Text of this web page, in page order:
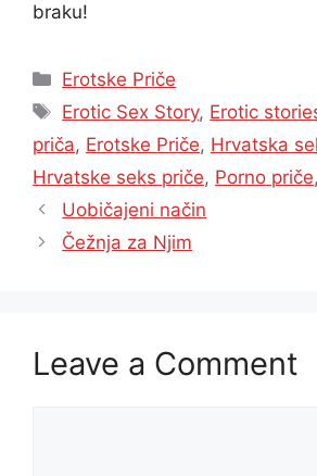
braku!
Categories
Erotske Priče
Tags
Erotic Sex Story, Erotic
priča, Erotske Priče, Hrvatska
Hrvatske seks priče, Porno priče,
Uobičajeni način
Čežnja za Njim
Leave a Comment